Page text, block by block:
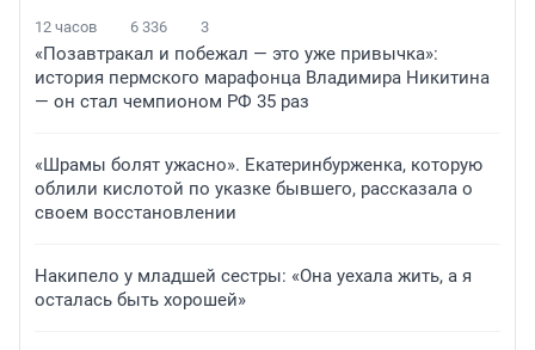
12 часов 6 336 3
«Позавтракал и побежал — это уже привычка»:
история пермского марафонца Владимира Никитина
— он стал чемпионом РФ 35 раз
«Шрамы болят ужасно». Екатеринбурженка, которую
облили кислотой по указке бывшего, рассказала о
своем восстановлении
Накипело у младшей сестры: «Она уехала жить, а я
осталась быть хорошей»